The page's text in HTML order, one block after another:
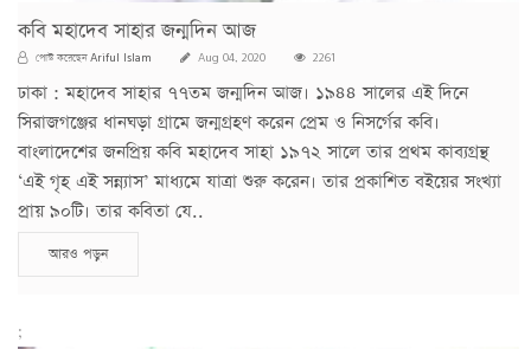
কবি মহাদেব সাহার জন্মদিন আজ
পোস্ট করেছেনAriful Islam Aug 04, 2020 2261
ঢাকা : মহাদেব সাহার ৭৭তম জন্মদিন আজ। ১৯৪৪ সালের এই দিনে
সিরাজগঞ্জের ধানঘড়া গ্রামে জন্মগ্রহণ করেন প্রেম ও নিসর্গের কবি।
বাংলাদেশের জনপ্রিয় কবি মহাদেব সাহা ১৯৭২ সালে তার প্রথম কাব্যগ্রন্থ
‘এই গৃহ এই সন্ন্যাস’ মাধ্যমে যাত্রা শুরু করেন। তার প্রকাশিত বইয়ের সংখ্যা
প্রায় ৯০টি। তার কবিতা যে..
আরও পড়ুন
;